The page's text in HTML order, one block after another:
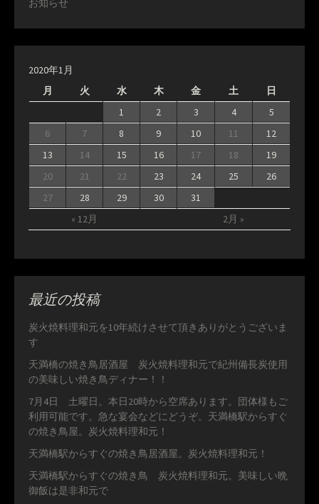
お知らせ
2020年1月
月
火 水 木 金 土 日
« 12月 2月 »
1 2 3 4
5
6
7 8 9 10 11
12
13
14 15 16 17 18
19
20
21 22 23 24 25
26
27
28 29 30 31
最近の投稿
炭火焼料理和元を10年続けさせて頂きありがとうございま
す
天満橋の焼き鳥居酒屋 炭火焼料理和元で紀州備長炭使用
の美味しい焼き鳥ディナー！！
7月4日 土曜日。本日20時から空席あります。団体様もご
利用可能です。急な宴会などにどうぞ。天満橋駅からすぐ
の焼き鳥屋。炭火焼料理和元！
天満橋駅からすぐの焼き鳥居酒屋。炭火焼料理和元！
天満橋駅からすぐの焼き鳥 炭火焼料理和元。美味しい晩
御飯は是非和元で